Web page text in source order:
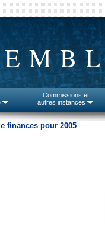
Commissions et
autres instances
finances pour 2005